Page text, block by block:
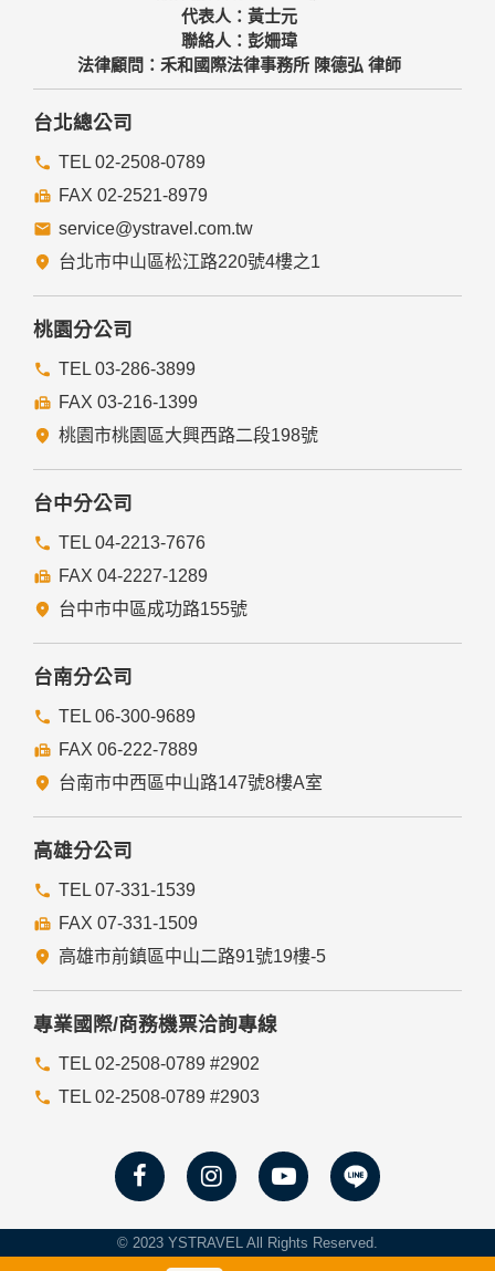
會受到相關的法律處分。
如因業務需要有必要委託其他單位提供服務時，本網站亦會嚴
格要求其遵守保密義務，並且採取必要檢查程序以確定其將確
實遵守。
四、網站對外的相關連結
提供的連結，點選進入其他網站。但該連結網站不適用本網站
的隱私權保護政策，您必須參考該連結網站中的隱私權保護政
策。
五、與第三人共用個人資料之政策
本網站絕不會提供、交換、出租或出售任何您的個人資料給其
他個人、團體、私人企業或公務機關，但有法律依據或合約義
務者，不在此限。
前項但書之情形包括不限於：
經由您書面同意。
法律明文規定。
與公務機關或學術研究機構合作，基於公共利益為統計或學術
研究而有必要，且資料經過提供者處理或蒐集者依其揭露方式
無從識別特定之當事人。
當您在網站的行為，違反服務條款或可能損害或妨礙網站與其
揭露您的個人資料是為了辨識、聯絡或採取法律行動所必要
者。
本網站委託廠商協助蒐集、處理或利用您的個人資料時，將對
委外廠商或個人善盡監督管理之責。
六、Cookie之使用
為了提供您最佳的服務，本網站會在您的電腦中放置並取用我
們的Cookie，若您不願接受Cookie的寫入，您可在您使用的
瀏覽器功能項中設定隱私權等級為高，即可拒絕Cookie的寫
七、隱私權保護政策之修正
款將刊登於網站上。
代表人：黃士元
聯絡人：彭姍瑋
法律顧問：禾和國際法律事務所 陳德弘 律師
台北總公司
TEL 02-2508-0789
FAX 02-2521-8979
service@ystravel.com.tw
台北市中山區松江路220號4樓之1
桃園分公司
TEL 03-286-3899
FAX 03-216-1399
桃園市桃園區大興西路二段198號
台中分公司
TEL 04-2213-7676
FAX 04-2227-1289
台中市中區成功路155號
台南分公司
TEL 06-300-9689
FAX 06-222-7889
台南市中西區中山路147號8樓A室
高雄分公司
TEL 07-331-1539
FAX 07-331-1509
高雄市前鎮區中山二路91號19樓-5
專業國際/商務機票洽詢專線
TEL 02-2508-0789 #2902
TEL 02-2508-0789 #2903
© 2023 YSTRAVEL All Rights Reserved.